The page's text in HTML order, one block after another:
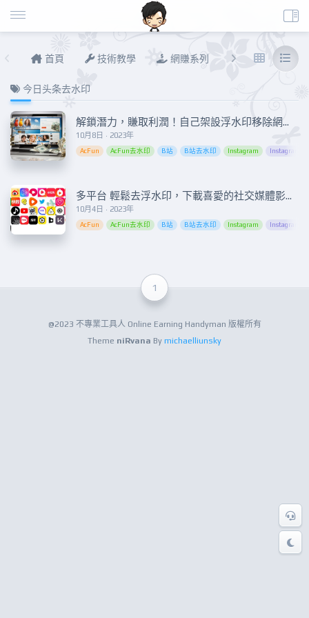
首頁 技術教學 網賺系列 說說進度
今日头条去水印
10月8日 · 2023年
解鎖潛力，賺取利潤！自己架設浮水印移除網站，開啟創收新紀元
AcFun AcFun去水印 B站 B站去水印 Instagram Instagram去
10月4日 · 2023年
多平台 輕鬆去浮水印，下載喜愛的社交媒體影片！
AcFun AcFun去水印 B站 B站去水印 Instagram Instagram去
1
@2023 不專業工具人 Online Earning Handyman 版權所有
Theme niRvana By michaelliunsky